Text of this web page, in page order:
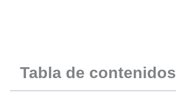
Tabla de contenidos